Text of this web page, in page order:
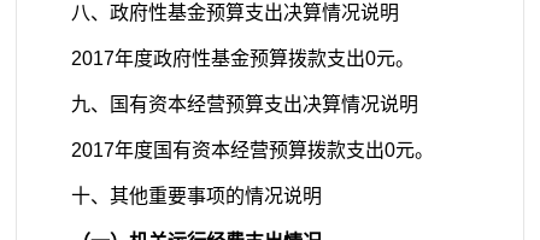
八、政府性基金预算支出决算情况说明
2017年度政府性基金预算拨款支出0元。
九、国有资本经营预算支出决算情况说明
2017年度国有资本经营预算拨款支出0元。
十、其他重要事项的情况说明